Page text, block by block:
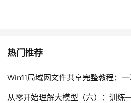
热门推荐
Win11局域网文件共享完整教程：
从零开始理解大模型（六）：训